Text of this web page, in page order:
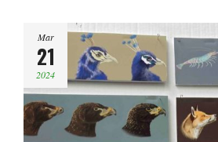
Mar
21
2024